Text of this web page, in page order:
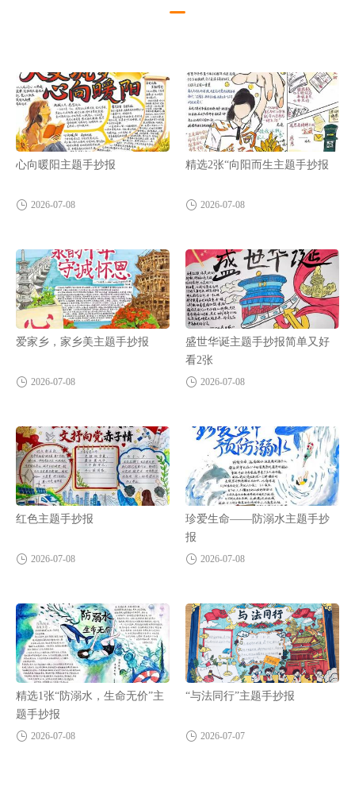
心向暖阳主题手抄报
2026-07-08
精选2张“向阳而生主题手抄报
2026-07-08
爱家乡，家乡美主题手抄报
2026-07-08
盛世华诞主题手抄报简单又好
看2张
2026-07-08
红色主题手抄报
2026-07-08
珍爱生命——防溺水主题手抄
报
2026-07-08
精选1张“防溺水，生命无价”主
题手抄报
2026-07-08
“与法同行”主题手抄报
2026-07-07